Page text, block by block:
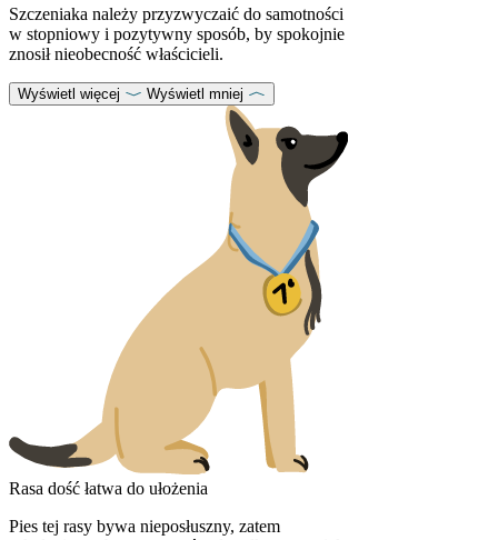
Szczeniaka należy przyzwyczaić do samotności
w stopniowy i pozytywny sposób, by spokojnie
znosił nieobecność właścicieli.
Wyświetl więcej Wyświetl mniej
Rasa dość łatwa do ułożenia
Pies tej rasy bywa nieposłuszny, zatem